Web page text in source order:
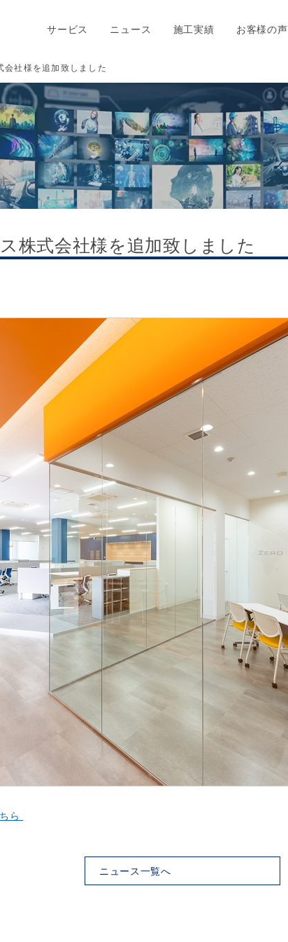
サービス ニュース 施工実績 お客様の声
会社様を追加致しました
株式会社様を追加致しました
ら
ニュース一覧へ